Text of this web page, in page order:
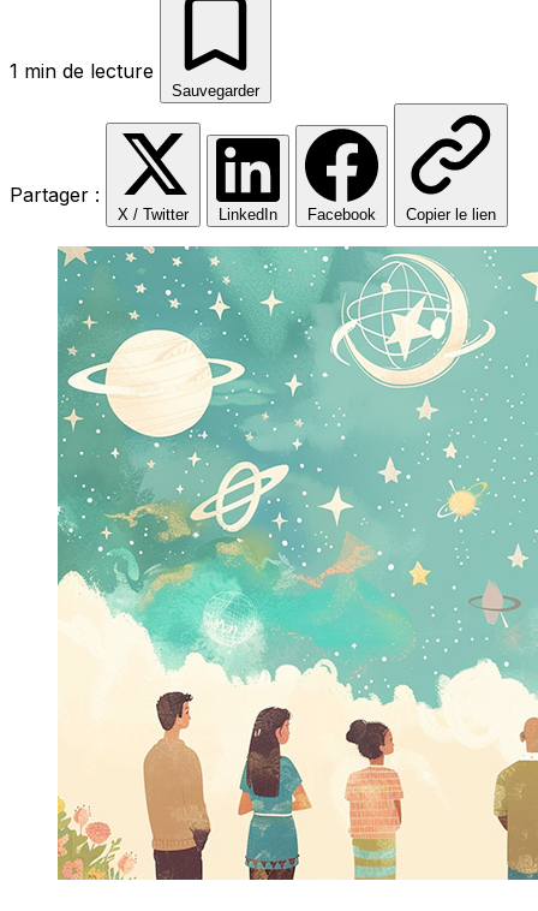
1 min de lecture
Sauvegarder
Partager :
X / Twitter LinkedIn Facebook Copier le lien